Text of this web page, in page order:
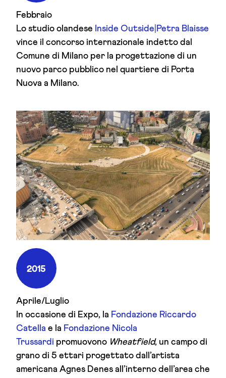
Febbraio
Lo studio olandese Inside Outside|Petra Blaisse
vince il concorso internazionale indetto dal
Comune di Milano per la progettazione di un
nuovo parco pubblico nel quartiere di Porta
Nuova a Milano.
2015
Aprile/Luglio
In occasione di Expo, la Fondazione Riccardo
Catella e la Fondazione Nicola
Trussardi promuovono Wheatfield, un campo di
grano di 5 ettari progettato dall’artista
americana Agnes Denes all’interno dell’area che